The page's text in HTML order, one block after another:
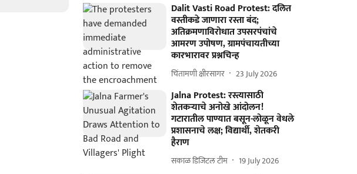
Dalit Vasti Road Protest: दलित
वस्तीकडे जाणारा रस्ता बंद;
अतिक्रमणाविरोधात उपसरपंचांचे
आमरण उपोषण, ग्रामपंचायतीच्या
कारभारावर प्रश्नचिन्ह
चिंतामणी क्षीरसागर 23 July 2026
Jalna Protest: रस्त्यासाठी
शेतकऱ्याचे अनोखे आंदोलन!
गटारातील पाण्यात बसून-लोळून वेधले
प्रशासनाचे लक्ष; विद्यार्थी, शेतकरी
हैराण
सकाळ डिजिटल टीम 19 July 2026